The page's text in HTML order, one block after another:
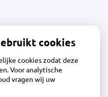
cookies
cookies zodat deze
Voor analytische
vragen wij uw